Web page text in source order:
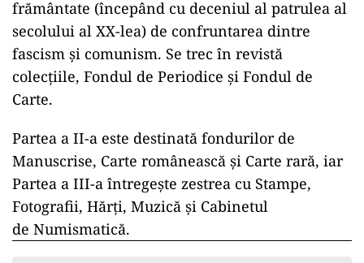
frământate (începând cu deceniul al patrulea al
secolului al XX-lea) de confruntarea dintre
fascism şi comunism. Se trec în revistă
colecţiile, Fondul de Periodice şi Fondul de
Carte.
Partea a II-a este destinată fondurilor de
Manuscrise, Carte românească şi Carte rară, iar
Partea a III-a întregeşte zestrea cu Stampe,
Fotografii, Hărţi, Muzică şi Cabinetul
de Numismatică.